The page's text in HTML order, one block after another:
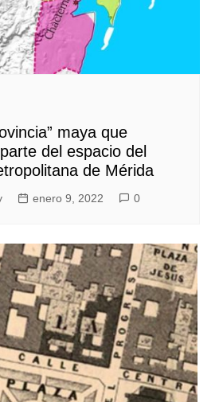
maya que
del espacio del
de Mérida
enero 9, 2022 0